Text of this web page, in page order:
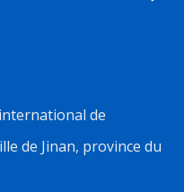
de
de Jinan, province du